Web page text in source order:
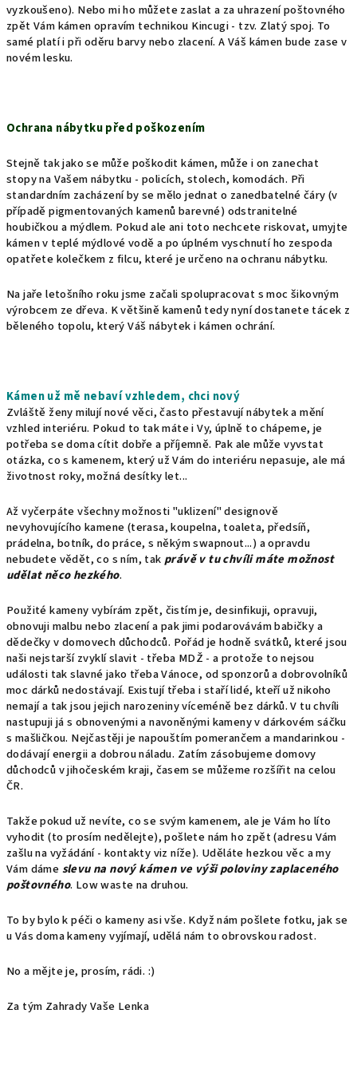
vyzkoušeno). Nebo mi ho můžete zaslat a za uhrazení poštovného
zpět Vám kámen opravím technikou Kincugi - tzv. Zlatý spoj. To
samé platí i při oděru barvy nebo zlacení. A Váš kámen bude zase v
novém lesku.
Ochrana nábytku před poškozením
Stejně tak jako se může poškodit kámen, může i on zanechat
stopy na Vašem nábytku - policích, stolech, komodách. Při
standardním zacházení by se mělo jednat o zanedbatelné čáry (v
případě pigmentovaných kamenů barevné) odstranitelné
houbičkou a mýdlem. Pokud ale ani toto nechcete riskovat, umyjte
kámen v teplé mýdlové vodě a po úplném vyschnutí ho zespoda
opatřete kolečkem z filcu, které je určeno na ochranu nábytku.
Na jaře letošního roku jsme začali spolupracovat s moc šikovným
výrobcem ze dřeva. K většině kamenů tedy nyní dostanete tácek z
běleného topolu, který Váš nábytek i kámen ochrání.
Kámen už mě nebaví vzhledem, chci nový
Zvláště ženy milují nové věci, často přestavují nábytek a mění
vzhled interiéru. Pokud to tak máte i Vy, úplně to chápeme, je
potřeba se doma cítit dobře a příjemně. Pak ale může vyvstat
otázka, co s kamenem, který už Vám do interiéru nepasuje, ale má
životnost roky, možná desítky let...
Až vyčerpáte všechny možnosti "uklizení" designově
nevyhovujícího kamene (terasa, koupelna, toaleta, předsíň,
prádelna, botník, do práce, s někým swapnout...) a opravdu
nebudete vědět, co s ním, takprávě v tu chvíli máte možnost
udělat něco hezkého.
Použité kameny vybírám zpět, čistím je, desinfikuji, opravuji,
obnovuji malbu nebo zlacení a pak jimi podarovávám babičky a
dědečky v domovech důchodců. Pořád je hodně svátků, které jsou
naši nejstarší zvyklí slavit - třeba MDŽ - a protože to nejsou
události tak slavné jako třeba Vánoce, od sponzorů a dobrovolníků
moc dárků nedostávají. Existují třeba i staří lidé, kteří už nikoho
nemají a tak jsou jejich narozeniny víceméně bez dárků. V tu chvíli
nastupuji já s obnovenými a navoněnými kameny v dárkovém sáčku
s mašličkou. Nejčastěji je napouštím pomerančem a mandarinkou -
dodávají energii a dobrou náladu. Zatím zásobujeme domovy
důchodců v jihočeském kraji, časem se můžeme rozšířit na celou
ČR.
Takže pokud už nevíte, co se svým kamenem, ale je Vám ho líto
vyhodit (to prosím nedělejte), pošlete nám ho zpět (adresu Vám
zašlu na vyžádání - kontakty viz níže). Uděláte hezkou věc a my
Vám dámeslevu na nový kámen ve výši poloviny zaplaceného
poštovného. Low waste na druhou.
To by bylo k péči o kameny asi vše. Když nám pošlete fotku, jak se
u Vás doma kameny vyjímají, udělá nám to obrovskou radost.
No a mějte je, prosím, rádi. :)
Za tým Zahrady Vaše Lenka